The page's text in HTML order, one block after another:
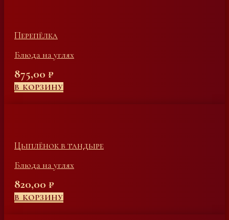
Перепёлка
Блюда на углях
875,00 ₽
В КОРЗИНУ
Цыплёнок в тандыре
Блюда на углях
820,00 ₽
В КОРЗИНУ